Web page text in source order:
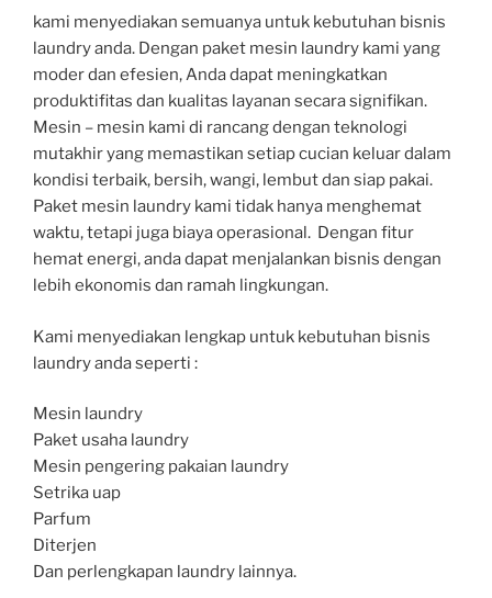
kami menyediakan semuanya untuk kebutuhan bisnis
laundry anda. Dengan paket mesin laundry kami yang
moder dan efesien, Anda dapat meningkatkan
produktifitas dan kualitas layanan secara signifikan.
Mesin – mesin kami di rancang dengan teknologi
mutakhir yang memastikan setiap cucian keluar dalam
kondisi terbaik, bersih, wangi, lembut dan siap pakai.
Paket mesin laundry kami tidak hanya menghemat
waktu, tetapi juga biaya operasional. Dengan fitur
hemat energi, anda dapat menjalankan bisnis dengan
lebih ekonomis dan ramah lingkungan.
Kami menyediakan lengkap untuk kebutuhan bisnis
laundry anda seperti :
Mesin laundry
Paket usaha laundry
Mesin pengering pakaian laundry
Setrika uap
Parfum
Diterjen
Dan perlengkapan laundry lainnya.